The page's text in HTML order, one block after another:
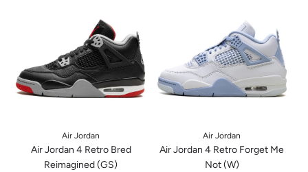
Air Jordan
Air Jordan 4 Retro Bred
Reimagined (GS)
Air Jordan
Air Jordan 4 Retro Forget Me
Not (W)